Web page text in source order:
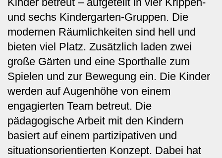
und sechs Kindergarten-Gruppen. Die
modernen Räumlichkeiten sind hell und
bieten viel Platz. Zusätzlich laden zwei
große Gärten und eine Sporthalle zum
Spielen und zur Bewegung ein. Die Kinder
werden auf Augenhöhe von einem
engagierten Team betreut. Die
pädagogische Arbeit mit den Kindern
basiert auf einem partizipativen und
situationsorientierten Konzept. Dabei hat